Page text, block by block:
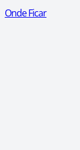
Onde Ficar